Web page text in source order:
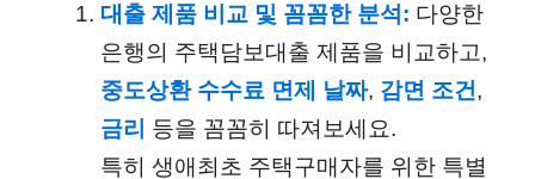
대출 제품 비교 및 꼼꼼한 분석: 다양한
은행의 주택담보대출 제품을 비교하고,
중도상환 수수료 면제 날짜, 감면 조건,
금리 등을 꼼꼼히 따져보세요.
특히 생애최초 주택구매자를 위한 특별